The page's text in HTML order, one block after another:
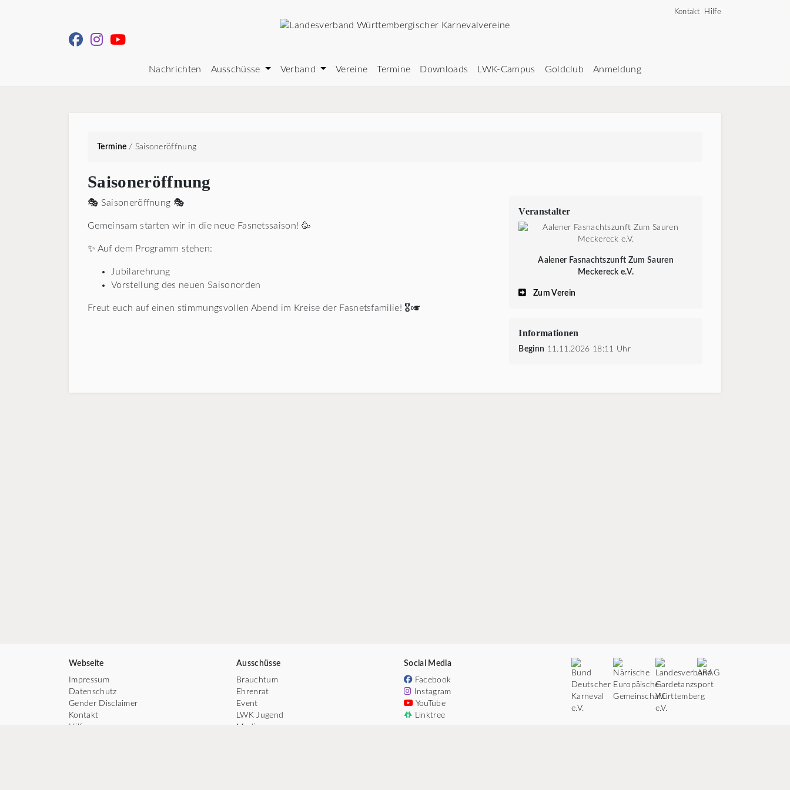
Kontakt Hilfe
Nachrichten Ausschüsse Verband Vereine Termine Downloads LWK-Campus Goldclub Anmeldung
Termine / Saisoneröffnung
Saisoneröffnung
🎭 Saisoneröffnung 🎭
Gemeinsam starten wir in die neue Fasnetssaison! 🥳
✨ Auf dem Programm stehen:
Jubilarehrung
Vorstellung des neuen Saisonorden
Freut euch auf einen stimmungsvollen Abend im Kreise der Fasnetsfamilie! 🎖️🎺
Veranstalter
Aalener Fasnachtszunft Zum Sauren
Meckereck e.V.
Zum Verein
Informationen
Beginn 11.11.2026 18:11 Uhr
Webseite
Impressum
Datenschutz
Gender Disclaimer
Kontakt
Hilfe
Ausschüsse
Brauchtum
Ehrenrat
Event
LWK Jugend
Medien
Social Media
Facebook
Instagram
YouTube
Linktree